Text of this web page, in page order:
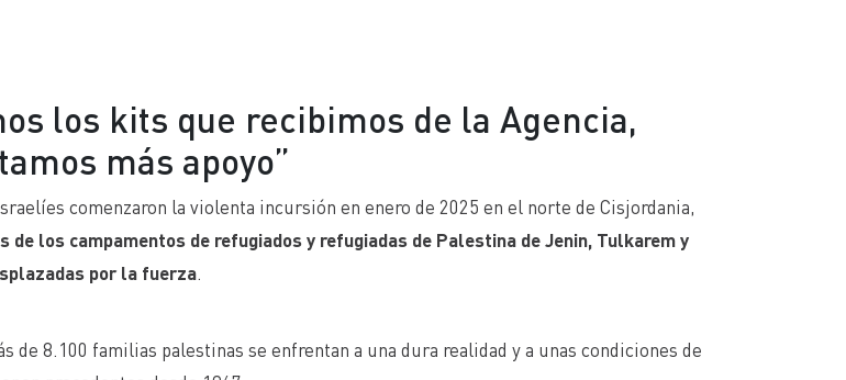
los kits que recibimos de la Agencia,
más apoyo”
comenzaron la violenta incursión en enero de 2025 en el norte de Cisjordania,
de los campamentos de refugiados y refugiadas de Palestina de Jenin, Tulkarem y
por la fuerza.
de 8.100 familias palestinas se enfrentan a una dura realidad y a unas condiciones de